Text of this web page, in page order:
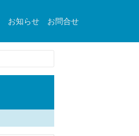
お知らせ お問合せ